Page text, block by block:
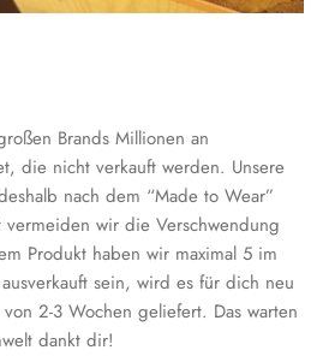
Brands Millionen an
die nicht verkauft werden. Unsere
nach dem “Made to Wear”
wir die Verschwendung
Produkt haben wir maximal 5 im
sein, wird es für dich neu
2-3 Wochen geliefert. Das warten
dankt dir!